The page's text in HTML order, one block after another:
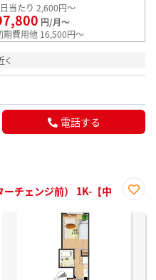
当たり 2,600円～
円/月～
期費用他 16,500円～
く
電話する
チェンジ前） 1K-【中
に入